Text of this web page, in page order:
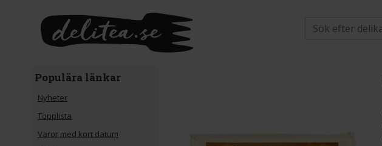
Populära länkar
Nyheter
Topplista
Varor med kort datum